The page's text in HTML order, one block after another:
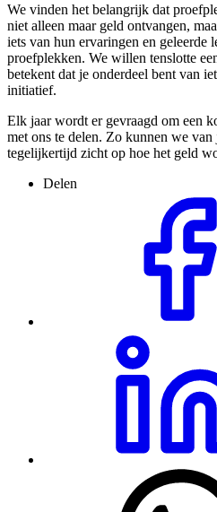
We vinden het belangrijk dat
niet alleen maar geld ontvangen,
iets van hun ervaringen en geleerde
proefplekken. We willen tenslotte
betekent dat je onderdeel bent van
initiatief.
Elk jaar wordt er gevraagd om een
met ons te delen. Zo kunnen we
tegelijkertijd zicht op hoe het geld
Delen